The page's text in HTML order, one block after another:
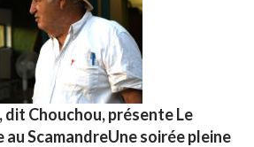
dit Chouchou, présente Le
au ScamandreUne soirée pleine